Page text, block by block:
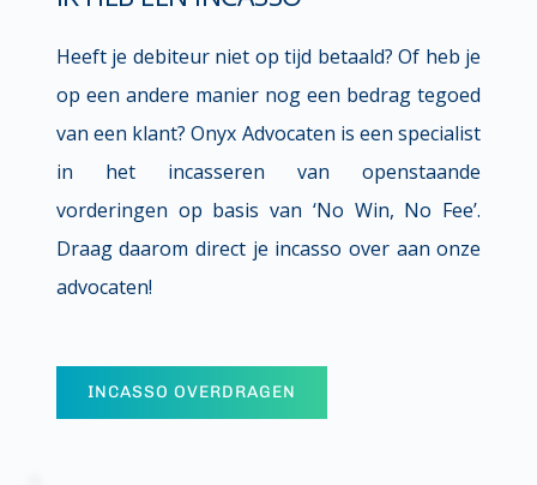
Heeft je debiteur niet op tijd betaald? Of heb je
op een andere manier nog een bedrag tegoed
van een klant? Onyx Advocaten is een specialist
in het incasseren van openstaande
vorderingen op basis van ‘No Win, No Fee’.
Draag daarom direct je incasso over aan onze
advocaten!
INCASSO OVERDRAGEN